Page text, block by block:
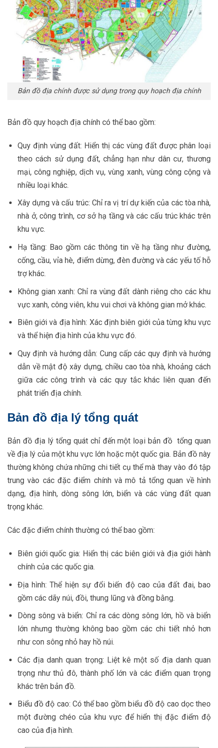
Bản đồ địa chính được sử dụng trong quy hoạch địa chính
Bản đồ quy hoạch địa chính có thể bao gồm:
Quy định vùng đất: Hiển thị các vùng đất được phân loại
theo cách sử dụng đất, chẳng hạn như dân cư, thương
mại, công nghiệp, dịch vụ, vùng xanh, vùng công cộng và
nhiều loại khác.
Xây dựng và cấu trúc: Chỉ ra vị trí dự kiến của các tòa nhà,
nhà ở, công trình, cơ sở hạ tầng và các cấu trúc khác trên
khu vực.
Hạ tầng: Bao gồm các thông tin về hạ tầng như đường,
cống, cầu, vỉa hè, điểm dừng, đèn đường và các yếu tố hỗ
trợ khác.
Không gian xanh: Chỉ ra vùng đất dành riêng cho các khu
vực xanh, công viên, khu vui chơi và không gian mở khác.
Biên giới và địa hình: Xác định biên giới của từng khu vực
và thể hiện địa hình của khu vực đó.
Quy định và hướng dẫn: Cung cấp các quy định và hướng
dẫn về mật độ xây dựng, chiều cao tòa nhà, khoảng cách
giữa các công trình và các quy tắc khác liên quan đến
phát triển địa chính.
Bản đồ địa lý tổng quát
Bản đồ địa lý tổng quát chỉ đến một loại bản đồ tổng quan
về địa lý của một khu vực lớn hoặc một quốc gia. Bản đồ này
thường không chứa những chi tiết cụ thể mà thay vào đó tập
trung vào các đặc điểm chính và mô tả tổng quan về hình
dạng, địa hình, dòng sông lớn, biển và các vùng đất quan
trọng khác.
Các đặc điểm chính thường có thể bao gồm:
Biên giới quốc gia: Hiển thị các biên giới và địa giới hành
chính của các quốc gia.
Địa hình: Thể hiện sự đổi biến độ cao của đất đai, bao
gồm các dãy núi, đồi, thung lũng và đồng bằng.
Dòng sông và biển: Chỉ ra các dòng sông lớn, hồ và biển
lớn nhưng thường không bao gồm các chi tiết nhỏ hơn
như con sông nhỏ hay hồ núi.
Các địa danh quan trọng: Liệt kê một số địa danh quan
trọng như thủ đô, thành phố lớn và các điểm quan trọng
khác trên bản đồ.
Biểu đồ độ cao: Có thể bao gồm biểu đồ độ cao dọc theo
một đường chéo của khu vực để hiển thị đặc điểm độ
cao của địa hình.